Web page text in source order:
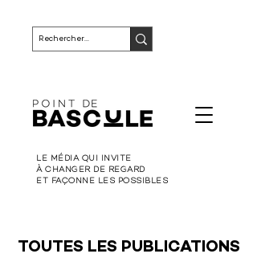
LE MÉDIA QUI INVITE
À CHANGER DE REGARD
ET FAÇONNE LES POSSIBLES
TOUTES LES PUBLICATIONS